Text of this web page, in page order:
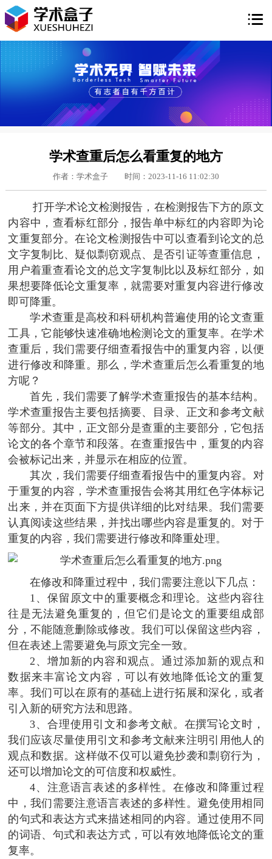

学术查重后怎么看重复的地方
作者：学术盒子 时间：2023-11-16 11:02:30
打开学术论文检测报告，在检测报告下方的原文
内容中，查看标红部分，报告单中标红的内容即为论
文重复部分。在论文检测报告中可以查看到论文的总
文字复制比、疑似剽窃观点、是否引证等查重信息，
用户着重查看论文的总文字复制比以及标红部分，如
果想要降低论文重复率，就需要对重复内容进行修改
即可降重。
学术查重是高校和科研机构普遍使用的论文查重
工具，它能够快速准确地检测论文的重复率。在学术
查重后，我们需要仔细查看报告中的重复内容，以便
进行修改和降重。那么，学术查重后怎么看重复的地
方呢？
首先，我们需要了解学术查重报告的基本结构。
学术查重报告主要包括摘要、目录、正文和参考文献
等部分。其中，正文部分是查重的主要部分，它包括
论文的各个章节和段落。在查重报告中，重复的内容
会被标记出来，并显示在相应的位置。
其次，我们需要仔细查看报告中的重复内容。对
于重复的内容，学术查重报告会将其用红色字体标记
出来，并在页面下方提供详细的比对结果。我们需要
认真阅读这些结果，并找出哪些内容是重复的。对于
重复的内容，我们需要进行修改和降重处理。
在修改和降重过程中，我们需要注意以下几点：
1、保留原文中的重要概念和理论。这些内容往
往是无法避免重复的，但它们是论文的重要组成部
分，不能随意删除或修改。我们可以保留这些内容，
但在表述上需要避免与原文完全一致。
2、增加新的内容和观点。通过添加新的观点和
数据来丰富论文内容，可以有效地降低论文的重复
率。我们可以在原有的基础上进行拓展和深化，或者
引入新的研究方法和思路。
3、合理使用引文和参考文献。在撰写论文时，
我们应该尽量使用引文和参考文献来注明引用他人的
观点和数据。这样做不仅可以避免抄袭和剽窃行为，
还可以增加论文的可信度和权威性。
4、注意语言表述的多样性。在修改和降重过程
中，我们需要注意语言表述的多样性。避免使用相同
的句式和表达方式来描述相同的内容。通过使用不同
的词语、句式和表达方式，可以有效地降低论文的重
复率。